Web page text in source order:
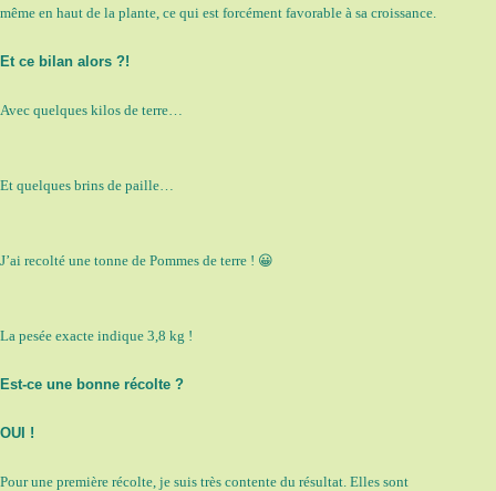
même en haut de la plante, ce qui est forcément favorable à sa croissance.
Et ce bilan alors ?!
Avec quelques kilos de terre…
Et quelques brins de paille…
J’ai recolté une tonne de Pommes de terre ! 😀
La pesée exacte indique 3,8 kg !
Est-ce une bonne récolte ?
OUI !
Pour une première récolte, je suis très contente du résultat. Elles sont